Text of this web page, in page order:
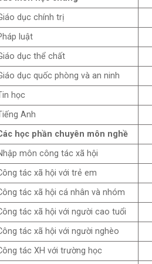
dục chính trị
luật
dục thể chất
dục quốc phòng và an ninh
học
Anh
học phần chuyên môn nghề
môn công tác xã hội
tác xã hội với trẻ em
tác xã hội cá nhân và nhóm
tác xã hội với người cao tuổi
tác xã hội với người nghèo
tác XH với trường học